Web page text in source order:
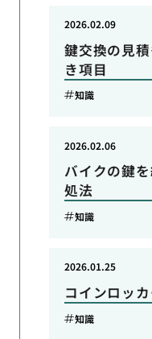
鍵交換の見
き項目
2026.02.09
知識
バイクの鍵
処法
2026.02.06
知識
コインロッ
2026.01.25
知識